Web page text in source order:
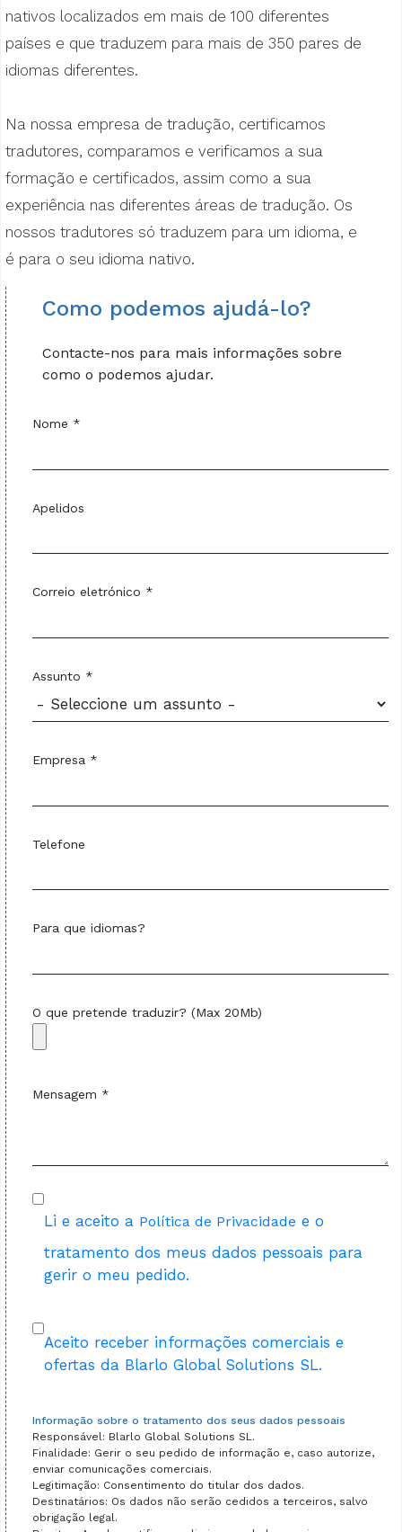
nativos localizados em mais de 100 diferentes
países e que traduzem para mais de 350 pares de
idiomas diferentes.
Na nossa empresa de tradução, certificamos
tradutores, comparamos e verificamos a sua
formação e certificados, assim como a sua
experiência nas diferentes áreas de tradução. Os
nossos tradutores só traduzem para um idioma, e
é para o seu idioma nativo.
Como podemos ajudá-lo?
Contacte-nos para mais informações sobre
como o podemos ajudar.
Nome *
Apelidos
Correio eletrónico *
Assunto *
Empresa *
Telefone
Para que idiomas?
O que pretende traduzir? (Max 20Mb)
Mensagem *
Li e aceito a Política de Privacidade e o
tratamento dos meus dados pessoais para
gerir o meu pedido.
Aceito receber informações comerciais e
ofertas da Blarlo Global Solutions SL.
Informação sobre o tratamento dos seus dados pessoais
Responsável: Blarlo Global Solutions SL.
Finalidade: Gerir o seu pedido de informação e, caso autorize,
enviar comunicações comerciais.
Legitimação: Consentimento do titular dos dados.
Destinatários: Os dados não serão cedidos a terceiros, salvo
obrigação legal.